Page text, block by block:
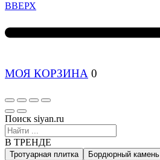
ВВЕРХ
МОЯ КОРЗИНА 0
Поиск siyan.ru
В ТРЕНДЕ
Тротуарная плитка Бордюрный камень